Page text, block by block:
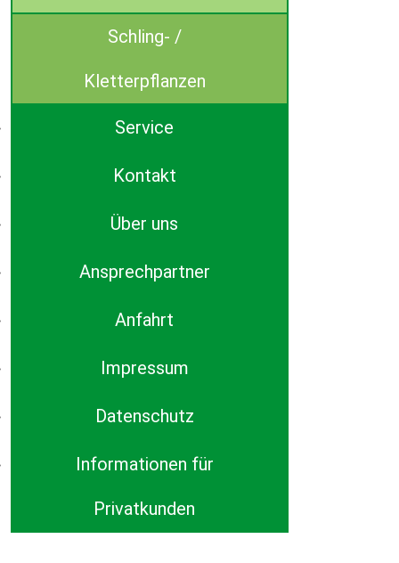
Schling- /
Kletterpflanzen
Service
Kontakt
Über uns
Ansprechpartner
Anfahrt
Impressum
Datenschutz
Informationen für
Privatkunden